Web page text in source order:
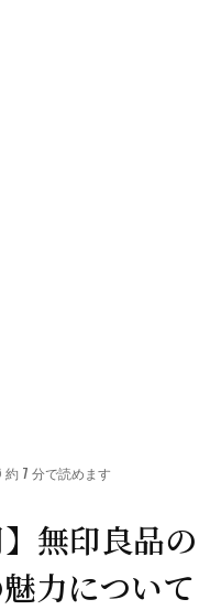
7 分で読めます
】無印良品の
力について